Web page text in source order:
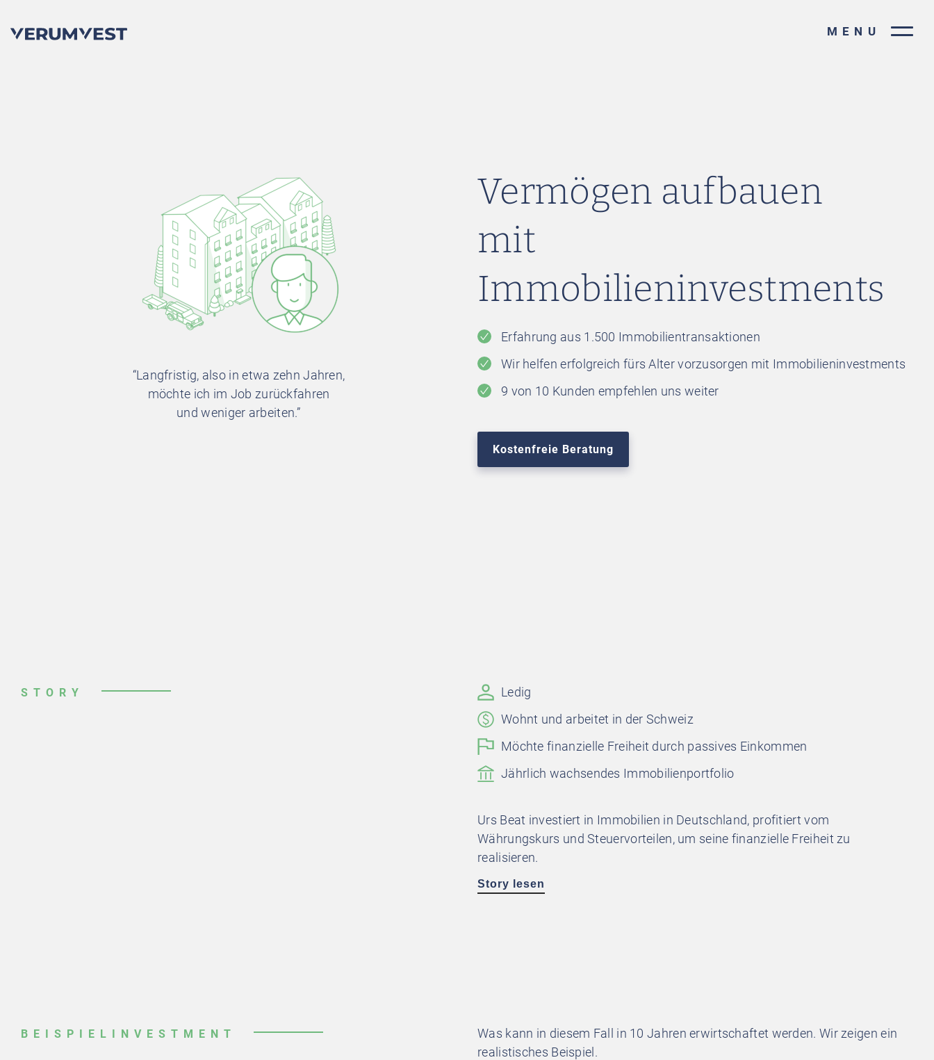
MENU
“Langfristig, also in etwa zehn Jahren,
möchte ich im Job zurückfahren
und weniger arbeiten.”
Vermögen aufbauen
mit
Immobilieninvestments
Erfahrung aus 1.500 Immobilientransaktionen
Wir helfen erfolgreich fürs Alter vorzusorgen mit Immobilieninvestments
9 von 10 Kunden empfehlen uns weiter
Kostenfreie Beratung
STORY
Ledig
Wohnt und arbeitet in der Schweiz
Möchte finanzielle Freiheit durch passives Einkommen
Jährlich wachsendes Immobilienportfolio
Urs Beat investiert in Immobilien in Deutschland, profitiert vom
Währungskurs und Steuervorteilen, um seine finanzielle Freiheit zu
realisieren.
Story lesen
BEISPIELINVESTMENT
Was kann in diesem Fall in 10 Jahren erwirtschaftet werden. Wir zeigen ein
realistisches Beispiel.